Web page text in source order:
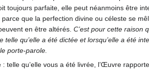
toujours parfaite, elle peut néanmoins être
que la perfection divine ou céleste se
en être altérés. C’est pour cette raison
telle qu’elle a été dictée et lorsqu’elle a été
porte-parole.
: telle qu’elle vous a été livrée, l’Œuvre